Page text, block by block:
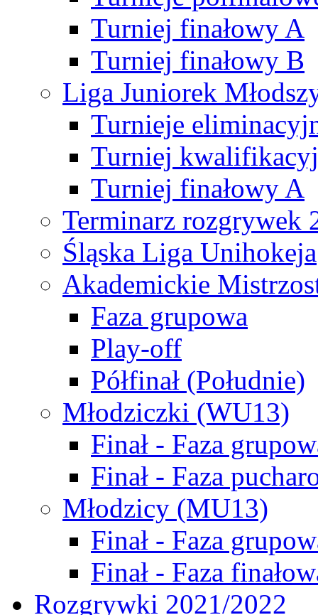
Turniej finałowy A
Turniej finałowy B
Liga Juniorek
Turnieje
Turniej
Turniej finałowy A
Terminarz rozgrywek
Śląska Liga Unihokeja
Akademickie
Faza grupowa
Play-off
Półfinał (Południe)
Młodziczki (WU13)
Finał - Faza
Finał - Faza
Młodzicy (MU13)
Finał - Faza
Finał - Faza
Rozgrywki 2021/2022